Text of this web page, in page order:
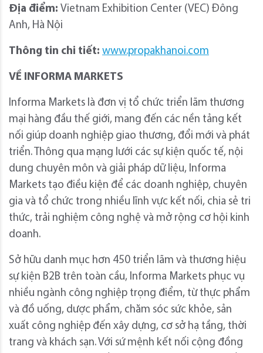
Địa điểm: Vietnam Exhibition Center (VEC) Đông
Anh, Hà Nội
Thông tin chi tiết: www.propakhanoi.com
VỀ INFORMA MARKETS
Informa Markets là đơn vị tổ chức triển lãm thương
mại hàng đầu thế giới, mang đến các nền tảng kết
nối giúp doanh nghiệp giao thương, đổi mới và phát
triển. Thông qua mạng lưới các sự kiện quốc tế, nội
dung chuyên môn và giải pháp dữ liệu, Informa
Markets tạo điều kiện để các doanh nghiệp, chuyên
gia và tổ chức trong nhiều lĩnh vực kết nối, chia sẻ tri
thức, trải nghiệm công nghệ và mở rộng cơ hội kinh
doanh.
Sở hữu danh mục hơn 450 triển lãm và thương hiệu
sự kiện B2B trên toàn cầu, Informa Markets phục vụ
nhiều ngành công nghiệp trọng điểm, từ thực phẩm
và đồ uống, dược phẩm, chăm sóc sức khỏe, sản
xuất công nghiệp đến xây dựng, cơ sở hạ tầng, thời
trang và khách sạn. Với sứ mệnh kết nối cộng đồng